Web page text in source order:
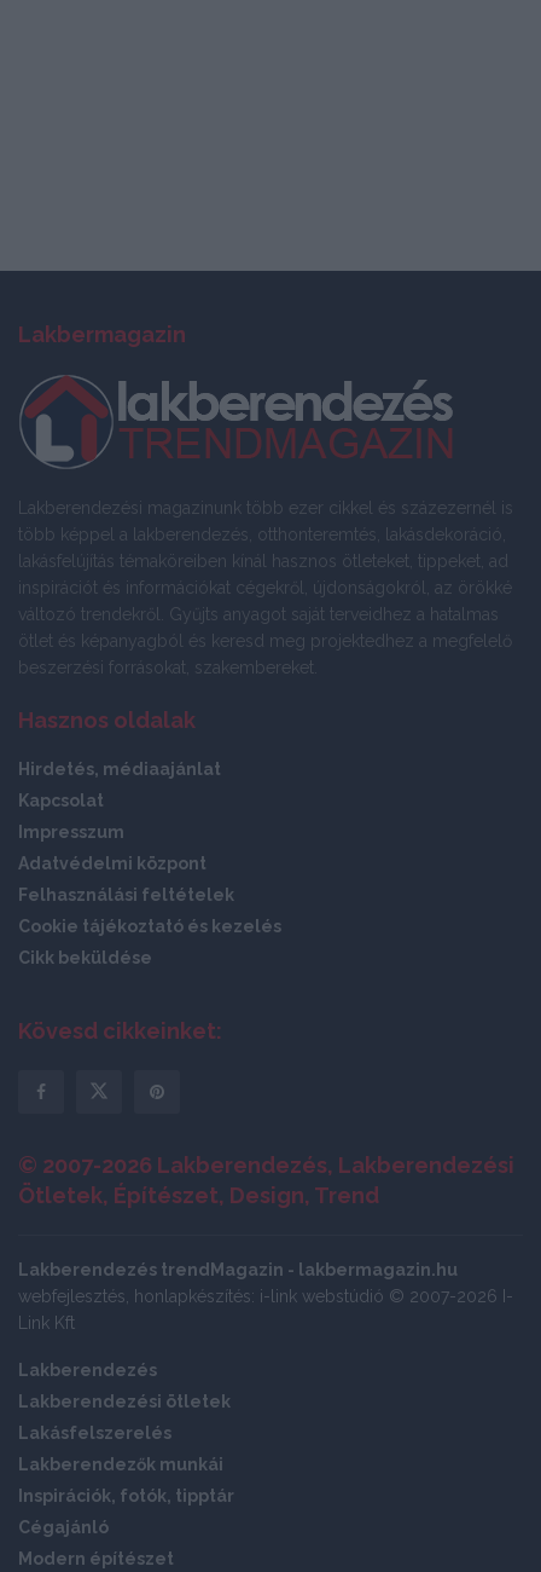
Lakbermagazin
Lakberendezési magazinunk több ezer cikkel és százezernél is
több képpel a lakberendezés, otthonteremtés, lakásdekoráció,
lakásfelújítás témaköreiben kínál hasznos ötleteket, tippeket, ad
inspirációt és információkat cégekről, újdonságokról, az örökké
változó trendekről. Gyűjts anyagot saját terveidhez a hatalmas
ötlet és képanyagból és keresd meg projektedhez a megfelelő
beszerzési forrásokat, szakembereket.
Hasznos oldalak
Hirdetés, médiaajánlat
Kapcsolat
Impresszum
Adatvédelmi központ
Felhasználási feltételek
Cookie tájékoztató és kezelés
Cikk beküldése
Kövesd cikkeinket:
© 2007-2026 Lakberendezés, Lakberendezési
Ötletek, Építészet, Design, Trend
Lakberendezés trendMagazin - lakbermagazin.hu
webfejlesztés, honlapkészítés: i-link webstúdió © 2007-2026 I-
Link Kft
Lakberendezés
Lakberendezési ötletek
Lakásfelszerelés
Lakberendezők munkái
Inspirációk, fotók, tipptár
Cégajánló
Modern építészet